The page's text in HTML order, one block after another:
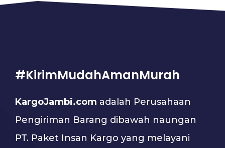
#KirimMudahAmanMurah
KargoJambi.com adalah Perusahaan
Pengiriman Barang dibawah naungan
PT. Paket Insan Kargo yang melayani